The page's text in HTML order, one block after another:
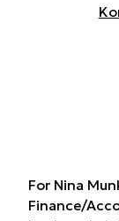
For Nina
Finance/